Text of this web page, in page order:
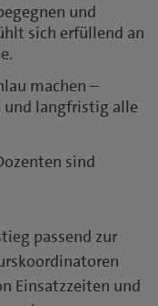
und
sich erfüllend an
machen –
und langfristig alle
sind
passend zur
Einsatzzeiten und